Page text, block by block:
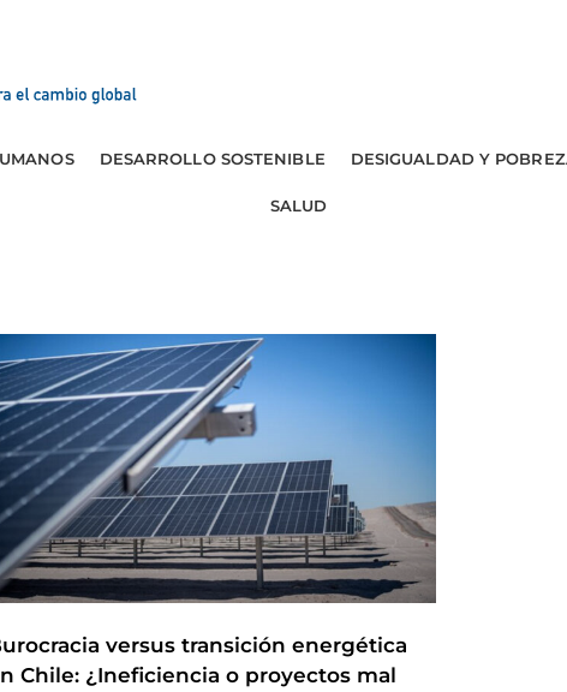
DESARROLLO SOSTENIBLE DESIGUALDAD Y
SALUD
versus transición energética
Chile: ¿Ineficiencia o proyectos mal